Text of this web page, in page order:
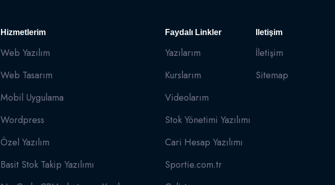
Hizmetlerim
Web Yazılım
Web Tasarım
Mobil Uygulama
Wordpress
Özel Yazılım
Basit Stok Takip Yazılımı
Faydalı Linkler
Yazılarım
Kurslarım
Videolarım
Stok Yönetimi Yazılımı
Cari Hesap Yazılımı
Sportie.com.tr
Iletişim
İletişim
Sitemap